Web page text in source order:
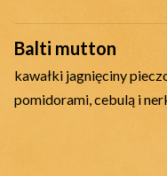
Balti mutton
kawałki jagnięciny
pomidorami, cebulą i